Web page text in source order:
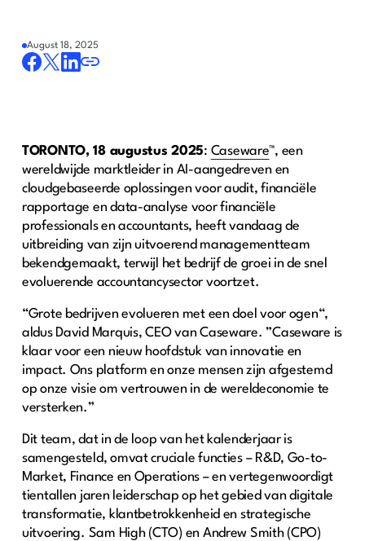
August 18, 2025
TORONTO, 18 augustus 2025: Caseware™, een
wereldwijde marktleider in AI-aangedreven en
cloudgebaseerde oplossingen voor audit, financiële
rapportage en data-analyse voor financiële
professionals en accountants, heeft vandaag de
uitbreiding van zijn uitvoerend managementteam
bekendgemaakt, terwijl het bedrijf de groei in de snel
evoluerende accountancysector voortzet.
“Grote bedrijven evolueren met een doel voor ogen“,
aldus David Marquis, CEO van Caseware. ”Caseware is
klaar voor een nieuw hoofdstuk van innovatie en
impact. Ons platform en onze mensen zijn afgestemd
op onze visie om vertrouwen in de wereldeconomie te
versterken.”
Dit team, dat in de loop van het kalenderjaar is
samengesteld, omvat cruciale functies – R&D, Go-to-
Market, Finance en Operations – en vertegenwoordigt
tientallen jaren leiderschap op het gebied van digitale
transformatie, klantbetrokkenheid en strategische
uitvoering. Sam High (CTO) en Andrew Smith (CPO)